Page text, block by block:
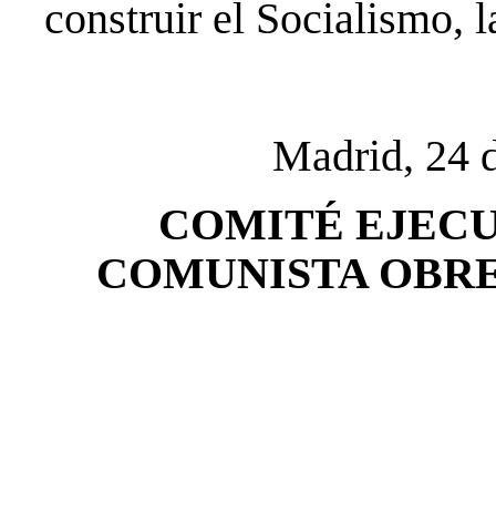
construir el Socialismo,
Madrid, 24
COMITÉ
COMUNISTA